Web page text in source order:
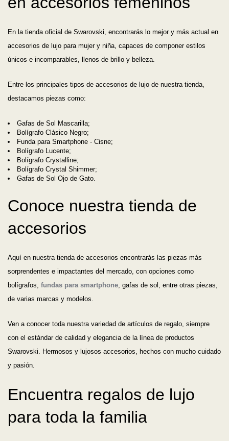
En la tienda oficial de Swarovski, encontrarás lo mejor y más actual en
accesorios de lujo para mujer y niña, capaces de componer estilos
únicos e incomparables, llenos de brillo y belleza.
Entre los principales tipos de accesorios de lujo de nuestra tienda,
destacamos piezas como:
Gafas de Sol Mascarilla;
Bolígrafo Clásico Negro;
Funda para Smartphone - Cisne;
Bolígrafo Lucente;
Bolígrafo Crystalline;
Bolígrafo Crystal Shimmer;
Gafas de Sol Ojo de Gato.
Conoce nuestra tienda de
accesorios
Aquí en nuestra tienda de accesorios encontrarás las piezas más
sorprendentes e impactantes del mercado, con opciones como
bolígrafos, fundas para smartphone , gafas de sol, entre otras piezas,
de varias marcas y modelos.
Ven a conocer toda nuestra variedad de artículos de regalo, siempre
con el estándar de calidad y elegancia de la línea de productos
Swarovski. Hermosos y lujosos accesorios, hechos con mucho cuidado
y pasión.
Encuentra regalos de lujo
para toda la familia